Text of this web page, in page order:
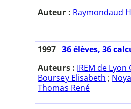
Auteur : Raymondaud
1997 36 élèves, 36
Auteurs : IREM de
Boursey Elisabeth ;
Thomas René